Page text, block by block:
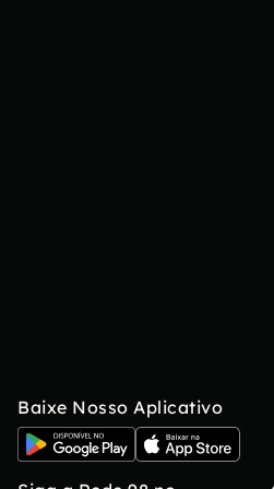
Baixe Nosso Aplicativo